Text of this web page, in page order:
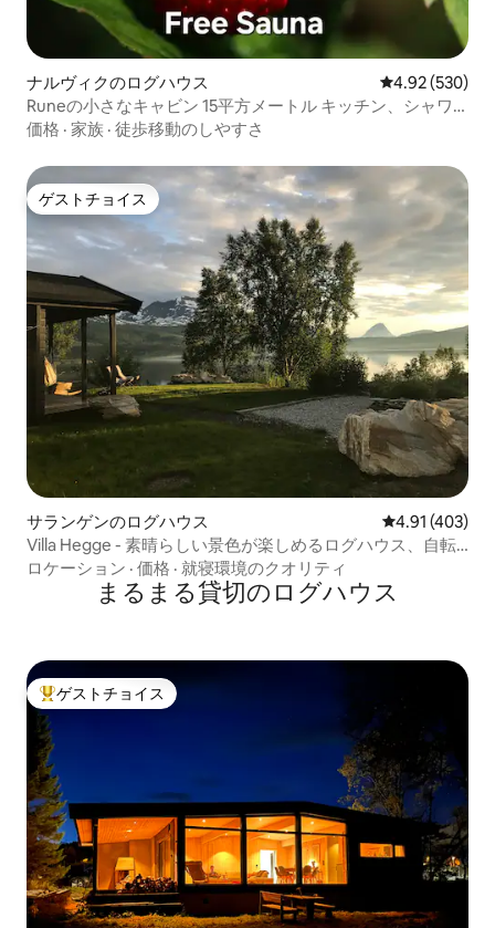
ナルヴィクのログハウス レビュー530
4.92 (530)
Runeの小さなキャビン 15平方メートル キッチン、シャワ
ー、トイレ
価格 · 家族 · 徒歩移動のしやすさ
ゲストチョイス
ゲストチョイス
サランゲンのログハウス レビュー403
4.91 (403)
Villa Hegge - 素晴らしい景色が楽しめるログハウス、自転
車2台付き
ロケーション · 価格 · 就寝環境のクオリティ
まるまる貸切のログハウス
大好評のゲストチョイスです。
ゲストチョイス